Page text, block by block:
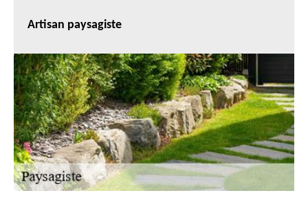
Artisan paysagiste